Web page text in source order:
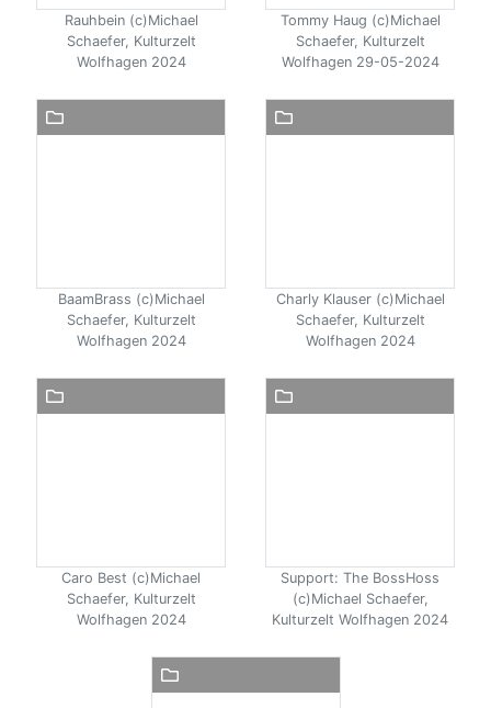
Rauhbein (c)Michael
Schaefer, Kulturzelt
Wolfhagen 2024
Tommy Haug (c)Michael
Schaefer, Kulturzelt
Wolfhagen 29-05-2024
BaamBrass (c)Michael
Schaefer, Kulturzelt
Wolfhagen 2024
Charly Klauser (c)Michael
Schaefer, Kulturzelt
Wolfhagen 2024
Caro Best (c)Michael
Schaefer, Kulturzelt
Wolfhagen 2024
Support: The BossHoss
(c)Michael Schaefer,
Kulturzelt Wolfhagen 2024